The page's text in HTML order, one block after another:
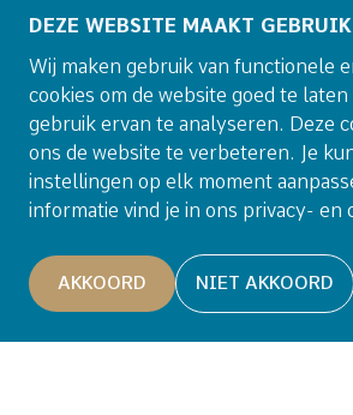
DEZE WEBSITE MAAKT
Wij maken gebruik van functionele
cookies om de website goed te
gebruik ervan te analyseren. Deze
ons de website te verbeteren. Je
instellingen op elk moment
informatie vind je in ons privacy- en
AKKOORD NIET AKKOORD